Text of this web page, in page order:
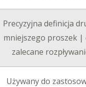
Precyzyjna definicja
mniejszego proszek |
zalecane
Używany do